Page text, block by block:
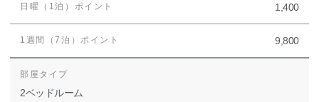
1,400
9,800
2ベッドルーム